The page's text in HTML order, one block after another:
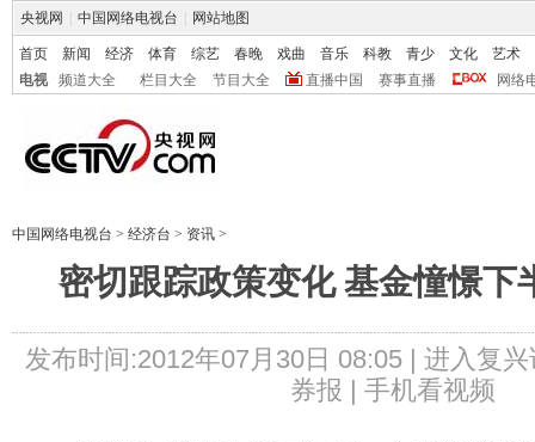
央视网 中国网络电视台 网站地图
首页 新闻 经济 体育 综艺 春晚 戏曲 音乐 科教 青少 文化
艺术
电视
频道大全 栏目大全 节目大全 直播中国 赛事直播 网络
中国网络电视台 > 经济台 > 资讯 >
密切跟踪政策变化 基金憧憬下
发布时间:2012年07月30日 08:05 | 进入复兴
券报 | 手机看视频